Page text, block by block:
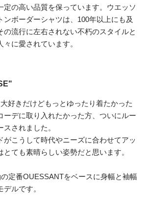
定の高い品質を保っています。ウエッソ
ンボーダーシャツは、100年以上にも及
の流行に左右されない不朽のスタイルと
に愛されています。
好きだけどもっとゆったり着たかった
ーデに取り入れたかった方、ついにルー
されました。
がこうして時代やニーズに合わせてアッ
ても素晴らしい姿勢だと思います。
定番OUESSANTをベースに身幅と袖幅
ルです。